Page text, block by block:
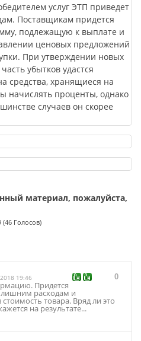
услуг ЭТП приведет
Поставщикам придется
подлежащую к выплате и
ценовых предложений
При утверждении новых
убытков удастся
средства, хранящиеся на
начислять проценты, однако
случаев он скорее
(46 Голосов)
0
19:46
Придется
лишним расходам и
товара. Вряд ли это
на результате...